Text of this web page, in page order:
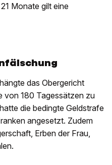
Monate gilt eine
das Obergericht
von 180 Tagessätzen zu
die bedingte Geldstrafe
angesetzt. Zudem
Erben der Frau,